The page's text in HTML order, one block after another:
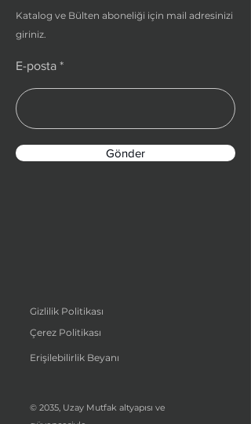
Katalog ve Bülten aboneliği için mail adresinizi
giriniz.
E-posta
Gönder
Gizlilik Politikası
Çerez Politikası
Erişilebilirlik Beyanı
© 2035, Uzay Mutfak altyapısı ve